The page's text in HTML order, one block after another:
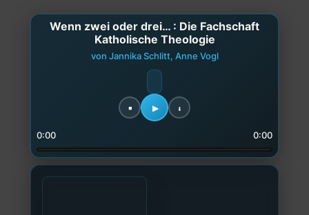
Wenn zwei oder drei… : Die Fachschaft
Katholische Theologie
von Jannika Schlitt, Anne Vogl
0:00 0:00